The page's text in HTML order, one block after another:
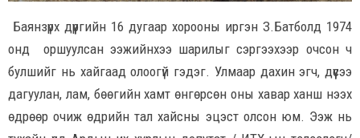
Баянзүрх дүүргийн 16 дугаар хорооны иргэн З.Батболд 1974
онд оршуулсан ээжийнхээ шарилыг сэргээхээр очсон ч
булшийг нь хайгаад олоогүй гэдэг. Улмаар дахин эгч, дүүсээ
дагуулан, лам, бөөгийн хамт өнгөрсөн оны хавар ханш нээх
өдрөөр очиж өдрийн тал хайсны эцэст олсон юм. Ээж нь